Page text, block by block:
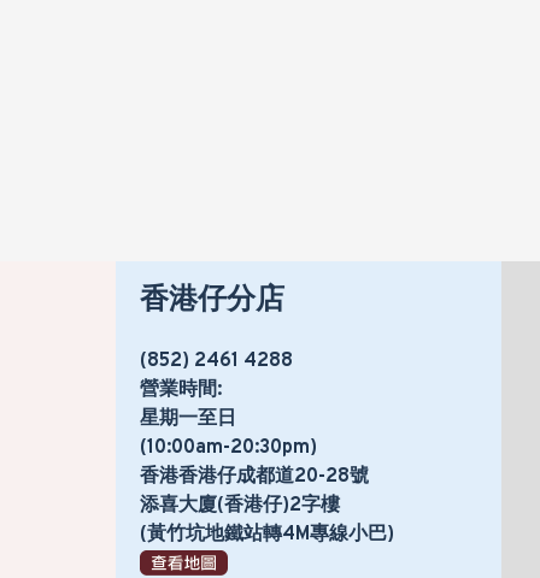
香港仔分店
(852) 2461 4288
營業時間:
星期一至日
(10:00am-20:30pm)
香港香港仔成都道20-28號
添喜大廈(香港仔)2字樓
(黃竹坑地鐵站轉4M專線小巴)